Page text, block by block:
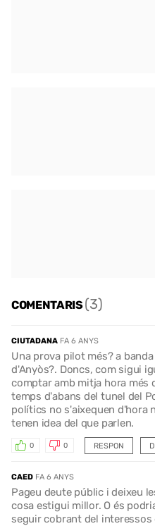
COMENTARIS(3)
CIUTADANA FA 6 ANYS
Una prova pilot més? a
d'Anyòs?. Doncs, com sigui
comptar amb mitja hora més
temps d'abans del tunel del
polítics no s'aixequen d'hora
tenen idea del que parlen.
RESPON
0 0
CAED FA 6 ANYS
Pageu deute públic i deixeu
cosa estigui millor. O és
seguir cobrant del interessos